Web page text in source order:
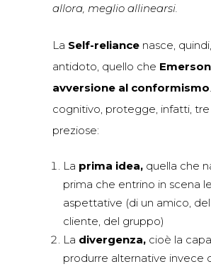
allora, meglio allinearsi.
La Self-reliance nasce,
antidoto, quello che Emerson
avversione al conformismo
cognitivo, protegge, infatti, tre
preziose:
La prima idea, quella che
prima che entrino in scena le
aspettative (di un amico,
cliente, del gruppo)
La divergenza, cioè la
produrre alternative invece